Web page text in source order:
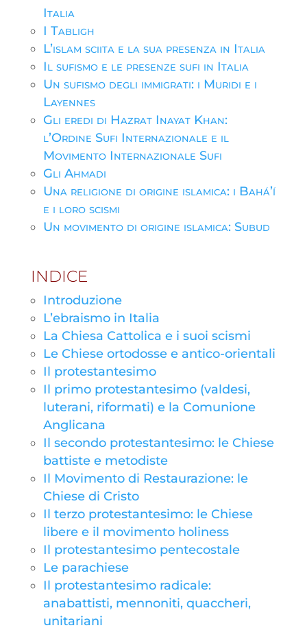
Italia
I Tabligh
L’islam sciita e la sua presenza in Italia
Il sufismo e le presenze sufi in Italia
Un sufismo degli immigrati: i Muridi e i
Layennes
Gli eredi di Hazrat Inayat Khan:
l’Ordine Sufi Internazionale e il
Movimento Internazionale Sufi
Gli Ahmadi
Una religione di origine islamica: i Bahá’í
e i loro scismi
Un movimento di origine islamica: Subud
INDICE
Introduzione
L’ebraismo in Italia
La Chiesa Cattolica e i suoi scismi
Le Chiese ortodosse e antico-orientali
Il protestantesimo
Il primo protestantesimo (valdesi,
luterani, riformati) e la Comunione
Anglicana
Il secondo protestantesimo: le Chiese
battiste e metodiste
Il Movimento di Restaurazione: le
Chiese di Cristo
Il terzo protestantesimo: le Chiese
libere e il movimento holiness
Il protestantesimo pentecostale
Le parachiese
Il protestantesimo radicale:
anabattisti, mennoniti, quaccheri,
unitariani